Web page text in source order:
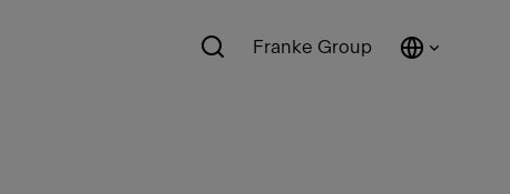
Franke Group